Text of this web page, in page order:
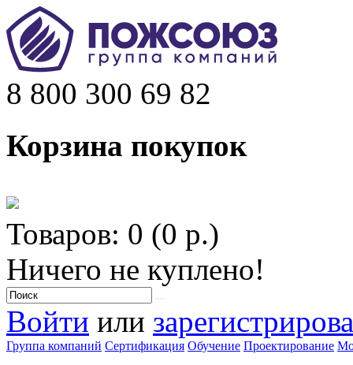
8 800 300 69 82
Корзина покупок
Товаров: 0 (0 р.)
Ничего не куплено!
Войти или
Группа компаний Сертификация Обучение Проектирование